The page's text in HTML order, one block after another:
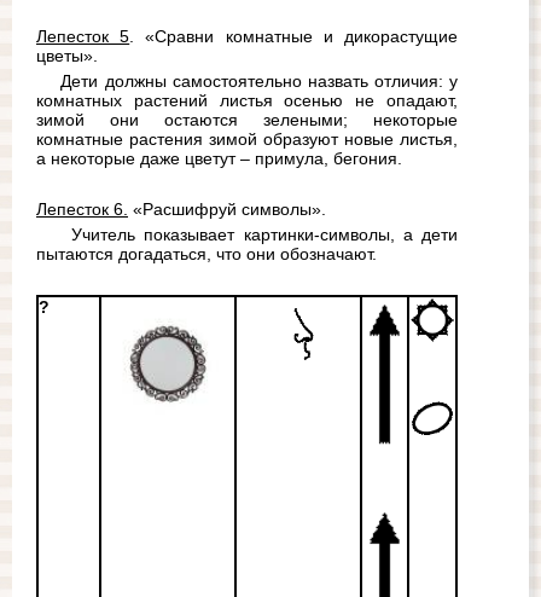
Лепесток 5 . «Сравни комнатные и дикорастущие
цветы».
Дети должны самостоятельно назвать отличия: у
комнатных растений листья осенью не опадают,
зимой они остаются зелеными; некоторые
комнатные растения зимой образуют новые листья,
а некоторые даже цветут – примула, бегония.
Лепесток 6. «Расшифруй символы».
Учитель показывает картинки-символы, а дети
пытаются догадаться, что они обозначают.
?